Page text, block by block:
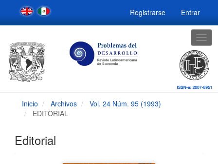
Navegación
principal
Contenido
Barra
lateral
Registrarse Entrar
Inicio Archivos
Vol. 24 Núm. 95 (1993)
EDITORIAL
Editorial